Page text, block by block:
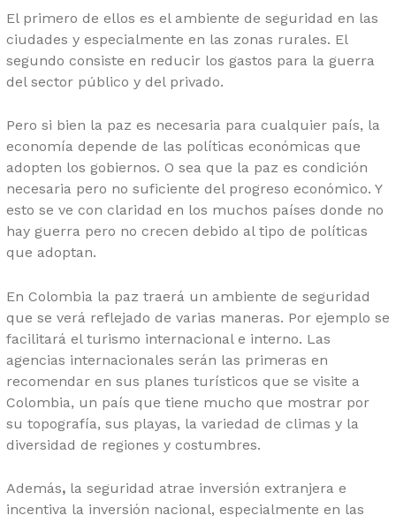
El primero de ellos es el ambiente de seguridad en las
ciudades y especialmente en las zonas rurales. El
segundo consiste en reducir los gastos para la guerra
del sector público y del privado.
Pero si bien la paz es necesaria para cualquier país, la
economía depende de las políticas económicas que
adopten los gobiernos. O sea que la paz es condición
necesaria pero no suficiente del progreso económico. Y
esto se ve con claridad en los muchos países donde no
hay guerra pero no crecen debido al tipo de políticas
que adoptan.
En Colombia la paz traerá un ambiente de seguridad
que se verá reflejado de varias maneras. Por ejemplo se
facilitará el turismo internacional e interno. Las
agencias internacionales serán las primeras en
recomendar en sus planes turísticos que se visite a
Colombia, un país que tiene mucho que mostrar por
su topografía, sus playas, la variedad de climas y la
diversidad de regiones y costumbres.
Además, la seguridad atrae inversión extranjera e
incentiva la inversión nacional, especialmente en las